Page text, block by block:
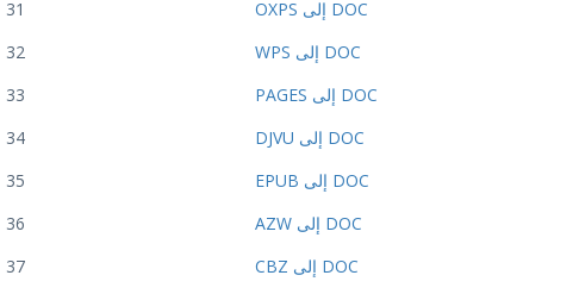
31 OXPS إلى DOC
32 WPS إلى DOC
33 PAGES إلى DOC
34 DJVU إلى DOC
35 EPUB إلى DOC
36 AZW إلى DOC
37 CBZ إلى DOC